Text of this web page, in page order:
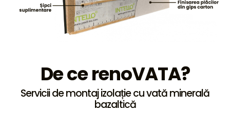
De ce renoVATA?
Servicii de montaj izolație cu vată minerală
bazaltică